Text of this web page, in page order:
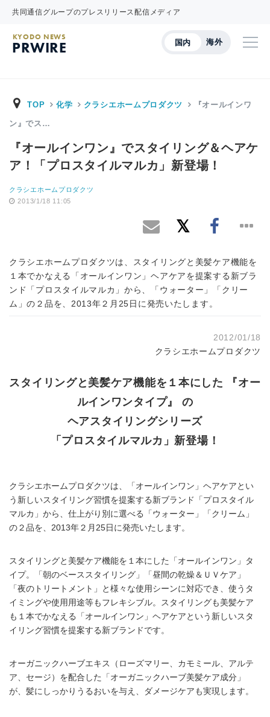
共同通信グループのプレスリリース配信メディア
国内 海外
KYODO NEWS
PRWIRE
TOP 化学 クラシエホームプロダクツ 『オールインワ
ン』でス…
『オールインワン』でスタイリング＆ヘアケ
ア！「プロスタイルマルカ」新登場！
クラシエホームプロダクツ
2013/1/18 11:05
クラシエホームプロダクツは、スタイリングと美髪ケア機能を
１本でかなえる「オールインワン」ヘアケアを提案する新ブラ
ンド「プロスタイルマルカ」から、「ウォーター」「クリー
ム」の２品を、2013年２月25日に発売いたします。
2012/01/18
クラシエホームプロダクツ
スタイリングと美髪ケア機能を１本にした 『オー
ルインワンタイプ』 の
ヘアスタイリングシリーズ
「プロスタイルマルカ」新登場！
クラシエホームプロダクツは、「オールインワン」ヘアケアとい
う新しいスタイリング習慣を提案する新ブランド「プロスタイル
マルカ」から、仕上がり別に選べる「ウォーター」「クリーム」
の２品を、2013年２月25日に発売いたします。
スタイリングと美髪ケア機能を１本にした「オールインワン」タ
イプ。「朝のベーススタイリング」「昼間の乾燥＆ＵＶケア」
「夜のトリートメント」と様々な使用シーンに対応でき、使うタ
イミングや使用用途等もフレキシブル。スタイリングも美髪ケア
も１本でかなえる「オールインワン」ヘアケアという新しいスタ
イリング習慣を提案する新ブランドです。
オーガニックハーブエキス（ローズマリー、カモミール、アルテ
ア、セージ）を配合した「オーガニックハーブ美髪ケア成分」
が、髪にしっかりうるおいを与え、ダメージケアも実現します。